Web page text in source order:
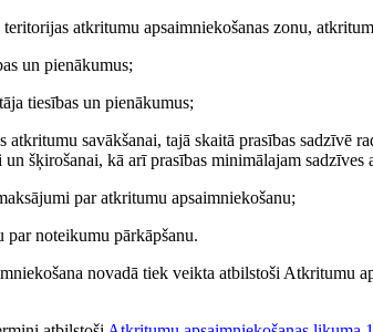
atkritumu apsaimniekošanas zonu,
un pienākumus;
tiesības un pienākumus;
atkritumu savākšanai, tajā skaitā prasības sadzīvē
šķirošanai, kā arī prasības minimālajam sadzīves
par atkritumu apsaimniekošanu;
noteikumu pārkāpšanu.
novadā tiek veikta atbilstoši Atkritumu